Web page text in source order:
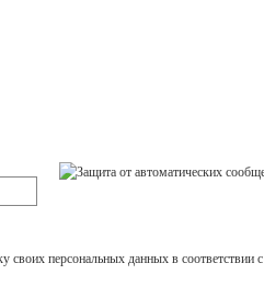
своих персональных данных в соответствии с